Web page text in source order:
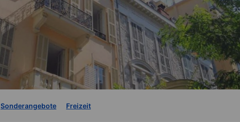
Sonderangebote Freizeit